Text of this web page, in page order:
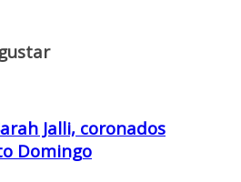
Jalli, coronados
Domingo